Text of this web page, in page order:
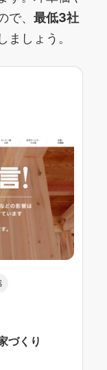
、 最低3社
ましょう。
づくり